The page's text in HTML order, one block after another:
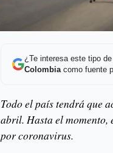
¿Te interesa este tipo
Colombiacomo fuente
Todo el país tendrá que
abril. Hasta el momento,
por coronavirus.